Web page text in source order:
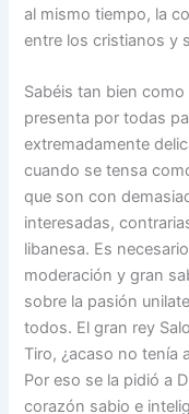
al mismo tiempo, la
entre los cristianos y
Sabéis tan bien
presenta por todas
extremadamente
cuando se tensa
que son con
interesadas,
libanesa. Es
moderación y gran
sobre la pasión
todos. El gran rey
Tiro, ¿acaso no tenía
Por eso se la pidió a
corazón sabio e